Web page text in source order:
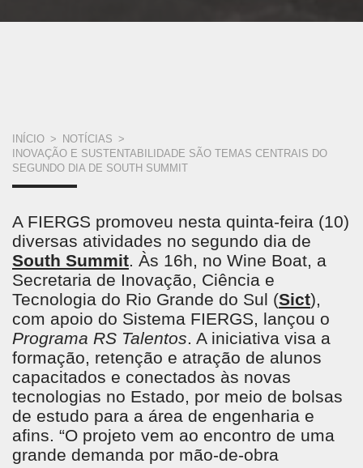
VOCÊ
ESTÁ
INÍCIO > NOTÍCIAS >
INOVAÇÃO E SUSTENTABILIDADE SÃO TEMAS CENTRAIS DO
SEGUNDO DIA DE SOUTH SUMMIT
A FIERGS promoveu nesta quinta-feira (10)
diversas atividades no segundo dia de
South Summit . Às 16h, no Wine Boat, a
Secretaria de Inovação, Ciência e
Tecnologia do Rio Grande do Sul (Sict),
com apoio do Sistema FIERGS, lançou o
Programa RS Talentos . A iniciativa visa a
formação, retenção e atração de alunos
capacitados e conectados às novas
tecnologias no Estado, por meio de bolsas
de estudo para a área de engenharia e
afins. “O projeto vem ao encontro de uma
grande demanda por mão-de-obra